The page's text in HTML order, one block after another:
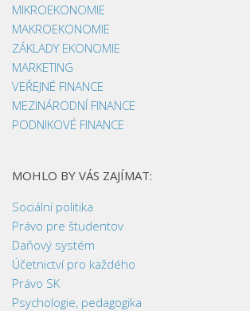
MIKROEKONOMIE
MAKROEKONOMIE
ZÁKLADY EKONOMIE
MARKETING
VEŘEJNÉ FINANCE
MEZINÁRODNÍ FINANCE
PODNIKOVÉ FINANCE
MOHLO BY VÁS ZAJÍMAT:
Sociální politika
Právo pre študentov
Daňový systém
Účetnictví pro každého
Právo SK
Psychologie, pedagogika